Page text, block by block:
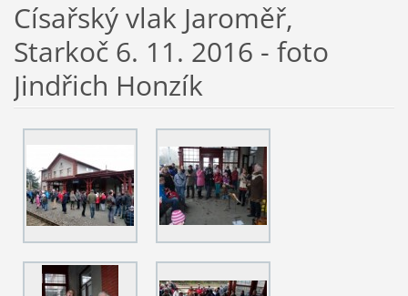
Císařský vlak Jaroměř,
Starkoč 6. 11. 2016 - foto
Jindřich Honzík